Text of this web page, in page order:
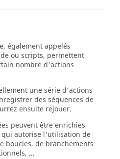
également appelés
ou scripts, permettent
nombre d'actions
une série d'actions
des séquences de
ensuite rejouer.
peuvent être enrichies
qui autorise l'utilisation de
boucles, de branchements
…